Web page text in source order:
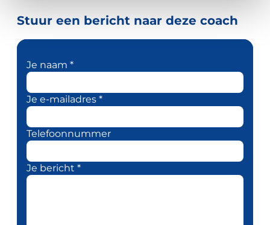
Stuur een bericht naar deze coach
Je naam *
Je e-mailadres *
Telefoonnummer
Je bericht *